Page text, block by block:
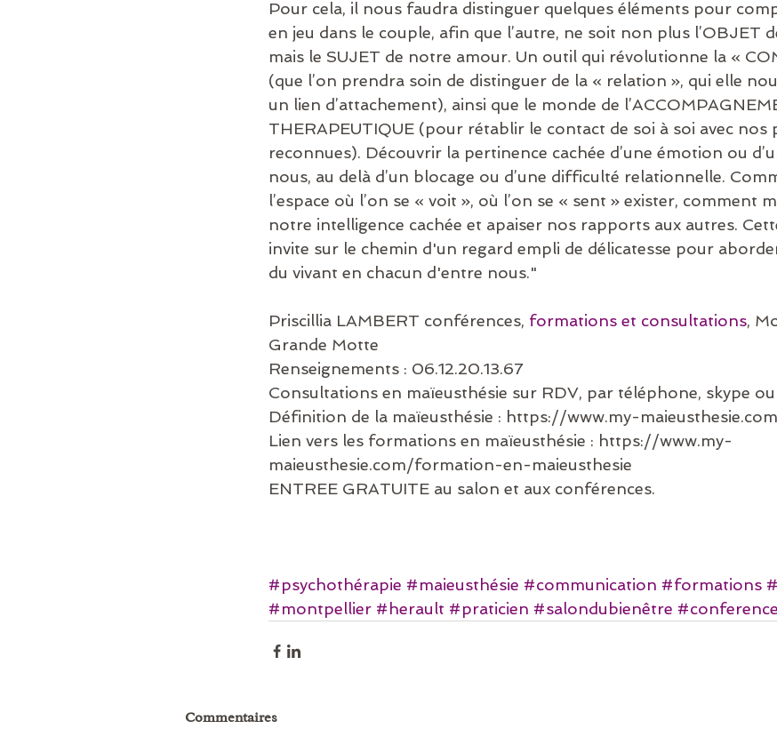
Pour cela, il nous faudra distinguer quelques éléments pour
en jeu dans le couple, afin que l’autre, ne soit non plus l’OBJET
mais le SUJET de notre amour. Un outil qui révolutionne la «
(que l’on prendra soin de distinguer de la « relation », qui elle
un lien d’attachement), ainsi que le monde de
THERAPEUTIQUE (pour rétablir le contact de soi à soi avec nos
reconnues). Découvrir la pertinence cachée d’une émotion ou
nous, au delà d’un blocage ou d’une difficulté relationnelle.
l’espace où l’on se « voit », où l’on se « sent » exister, comment
notre intelligence cachée et apaiser nos rapports aux autres.
invite sur le chemin d'un regard empli de délicatesse pour
du vivant en chacun d'entre nous."
Priscillia LAMBERT conférences, formations et consultations,
Grande Motte
Renseignements : 06.12.20.13.67
Consultations en maïeusthésie sur RDV, par téléphone, skype
Définition de la maïeusthésie : https://www.my-
Lien vers les formations en maïeusthésie : https://www.my-
maieusthesie.com/formation-en-maieusthesie
ENTREE GRATUITE au salon et aux conférences.
#psychothérapie #maieusthésie #communication #formations
#montpellier #herault #praticien #salondubienêtre #conference
Commentaires